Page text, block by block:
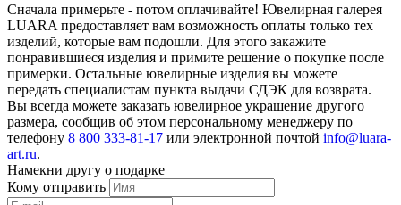
Сначала примерьте - потом оплачивайте! Ювелирная галерея
LUARA предоставляет вам возможность оплаты только тех
изделий, которые вам подошли. Для этого закажите
понравившиеся изделия и примите решение о покупке после
примерки. Остальные ювелирные изделия вы можете
передать специалистам пункта выдачи СДЭК для возврата.
Вы всегда можете заказать ювелирное украшение другого
размера, сообщив об этом персональному менеджеру по
телефону 8 800 333-81-17 или электронной почтой info@luara-
art.ru.
Намекни другу о подарке
Кому отправить